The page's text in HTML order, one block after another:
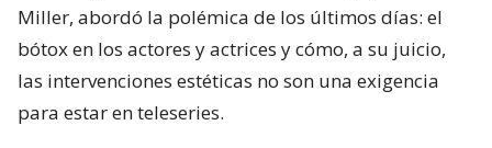
Miller, abordó la polémica de los últimos días: el
bótox en los actores y actrices y cómo, a su juicio,
las intervenciones estéticas no son una exigencia
para estar en teleseries.